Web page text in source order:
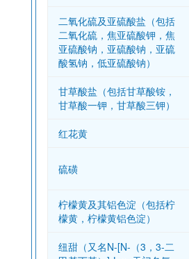
二氧化硫及亚硫酸盐（包括
二氧化硫，焦亚硫酸钾，焦
亚硫酸钠，亚硫酸钠，亚硫
酸氢钠，低亚硫酸钠）
甘草酸盐（包括甘草酸铵，
甘草酸一钾，甘草酸三钾）
红花黄
硫磺
柠檬黄及其铝色淀（包括柠
檬黄，柠檬黄铝色淀）
纽甜（又名N-[N-（3，3-二